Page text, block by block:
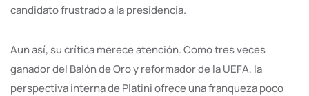
candidato frustrado a la presidencia.
Aun así, su crítica merece atención. Como tres veces
ganador del Balón de Oro y reformador de la UEFA, la
perspectiva interna de Platini ofrece una franqueza poco